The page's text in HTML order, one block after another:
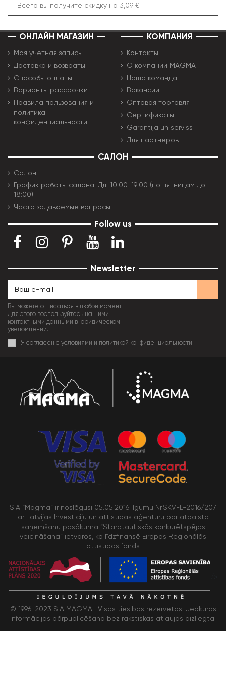
Всего вы получите скидку на 3,09 €.
ОНЛАЙН МАГАЗИН
Моя учетная запись
Доставка и возвраты
Способы оплаты
Варианты рассрочки
Правила пользования и
политика
конфиденциальности
КОМПАНИЯ
Контакты
О компании MAGMA
Наша команда
Вакансии
Оптовая торговля
Сертификаты
Garantija un serviss
Для партнеров
САЛОН
Салон
График работы салона: Дд. 10:00-19:00 (по пятницам до
18:00)
Часто задаваемые вопросы
Follow us
Newsletter
Вы можете отписаться в любой момент.
Для этого воспользуйтесь нашими
контактными данными в юридическом
уведомлении.
Я согласен с условиями и политикой конфиденциальности
SIA “Magma” ir noslēgusi 05.05.2016 līgumu Nr.SKV-L-2016/207
ar Latvijas Investīciju un attīstības aģentūru par atbalsta
saņemšanu pasākuma “Starptautiskās konkurētspējas
veicināšana” ietvaros, ko līdzfinansē Eiropas Reģionālās
attīstības fonds
© 1996-2023 SIA MAGMA | Visas tiesības rezervētas. Jebkuras
informācijas pārpublicēšana bez rakstiskas atļaujas aizliegta.